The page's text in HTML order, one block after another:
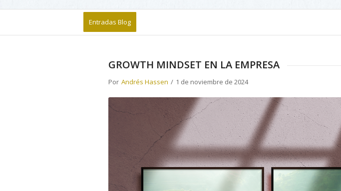
Entradas Blog
GROWTH MINDSET EN LA EMPRESA
Por Andrés Hassen / 1 de noviembre de 2024